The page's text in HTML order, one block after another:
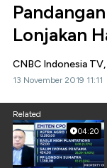
Lonjakan
CNBC Indonesia TV,
13 November 2019 11:11
Related
04:20